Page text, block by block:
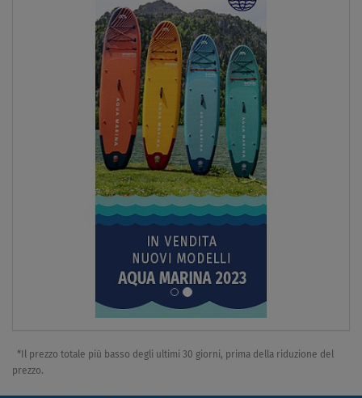
*Il prezzo totale più basso degli ultimi 30 giorni, prima della riduzione del
prezzo.